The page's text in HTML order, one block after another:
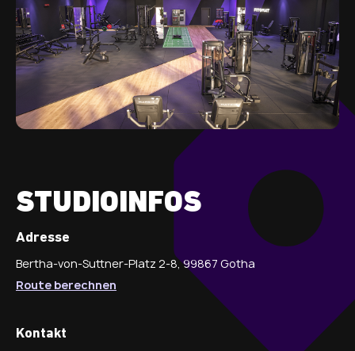
STUDIOINFOS
Adresse
Bertha-von-Suttner-Platz 2-8, 99867 Gotha
Route berechnen
Kontakt